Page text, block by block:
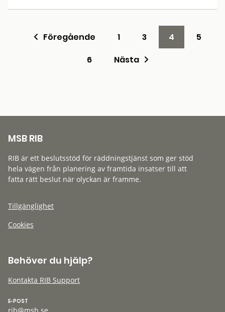
Föregående 1 3 4
5
6
Nästa
MSB RIB
RIB är ett beslutsstöd för räddningstjänst som ger stöd
hela vägen från planering av framtida insatser till att
fatta rätt beslut när olyckan är framme.
Tillgänglighet
Cookies
Behöver du hjälp?
Kontakta RIB Support
E-POST